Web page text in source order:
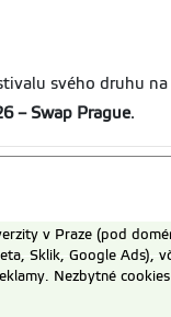
svého druhu
– Swap Prague.
v Praze (pod
Sklik, Google
Nezbytné